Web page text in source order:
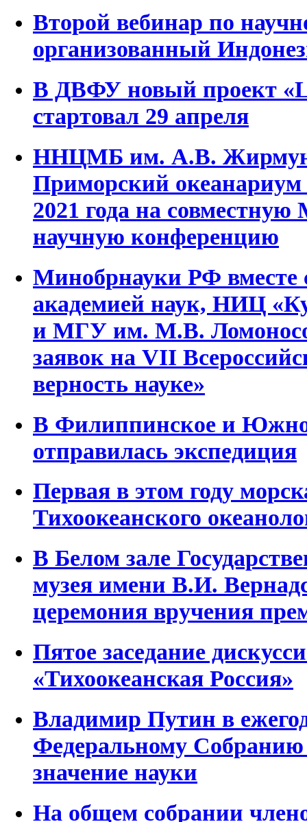
Второй вебинар по
организованный
В ДВФУ новый проект
стартовал 29 апреля
ННЦМБ им. А.В.
Приморский
2021 года на
научную конференцию
Минобрнауки РФ вместе
академией наук, НИЦ
и МГУ им. М.В.
заявок на VII
верность науке»
В Филиппинское и
отправилась экспедиция
Первая в этом году
Тихоокеанского
В Белом зале
музея имени В.И.
церемония вручения
Пятое заседание
«Тихоокеанская Россия»
Владимир Путин в
Федеральному
значение науки
На общем собрании